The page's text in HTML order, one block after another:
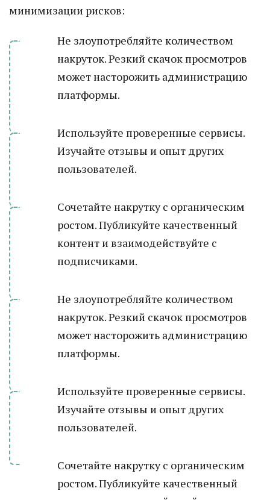
минимизации рисков:
Не злоупотребляйте количеством
накруток. Резкий скачок просмотров
может насторожить администрацию
платформы.
Используйте проверенные сервисы.
Изучайте отзывы и опыт других
пользователей.
Сочетайте накрутку с органическим
ростом. Публикуйте качественный
контент и взаимодействуйте с
подписчиками.
Не злоупотребляйте количеством
накруток. Резкий скачок просмотров
может насторожить администрацию
платформы.
Используйте проверенные сервисы.
Изучайте отзывы и опыт других
пользователей.
Сочетайте накрутку с органическим
ростом. Публикуйте качественный